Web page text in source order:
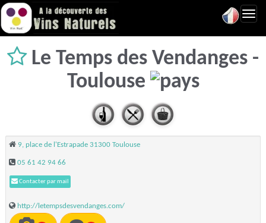
Le Temps des Vendanges -
Toulouse
9, place de l'Estrapade 31300 Toulouse
05 61 42 94 66
Contacter par mail
http://letempsdesvendanges.com/